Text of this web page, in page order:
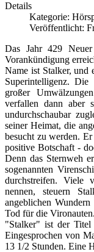
Details
Kategorie:
Veröffentlicht:
Das Jahr 429
Vorankündigung
Name ist Stalker, und
Superintelligenz.
großer
verfallen dann aber
undurchschaubar
seiner Heimat, die
besucht zu werden.
positive Botschaft -
Denn das Sternweh
sogenannten
durchstreifen. Viele
nennen, steuern
angeblichen
Tod für die
"Stalker" ist der Titel
Eingesprochen von
13 1/2 Stunden. Eine